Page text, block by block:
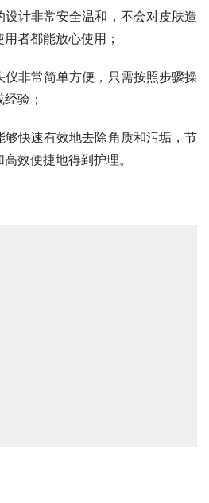
计非常安全温和，不会对皮肤造
者都能放心使用；
非常简单方便，只需按照步骤操
验；
快速有效地去除角质和污垢，节
效便捷地得到护理。